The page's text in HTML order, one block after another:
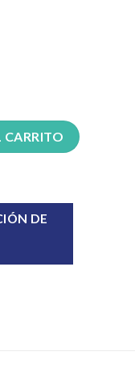
F cantidad
CARRITO
DE